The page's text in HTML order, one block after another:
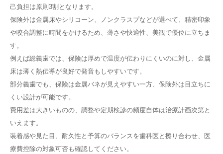
己負担は原則3割となります。
保険外は金属床やシリコーン、ノンクラスプなどが選べて、精密印象
や咬合調整に時間をかけるため、薄さや快適性、美観で優位に立ちま
す。
例えば総義歯では、保険は厚めで温度が伝わりにくいのに対し、金属
床は薄く熱伝導が良好で発音もしやすいです。
部分義歯でも、保険は金属バネが見えやすい一方、保険外は目立ちに
くい設計が可能です。
費用差は大きいものの、調整や定期検診の頻度自体は治療計画次第と
いえます。
装着感や見た目、耐久性と予算のバランスを歯科医と擦り合わせ、医
療費控除の対象可否も確認してください。